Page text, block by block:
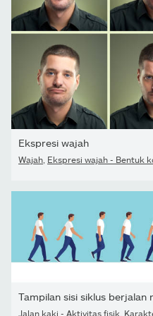
Ekspresi wajah
Wajah Ekspresi wajah - Bentuk
Tampilan sisi siklus berjalan
Jalan kaki - Aktivitas fisik